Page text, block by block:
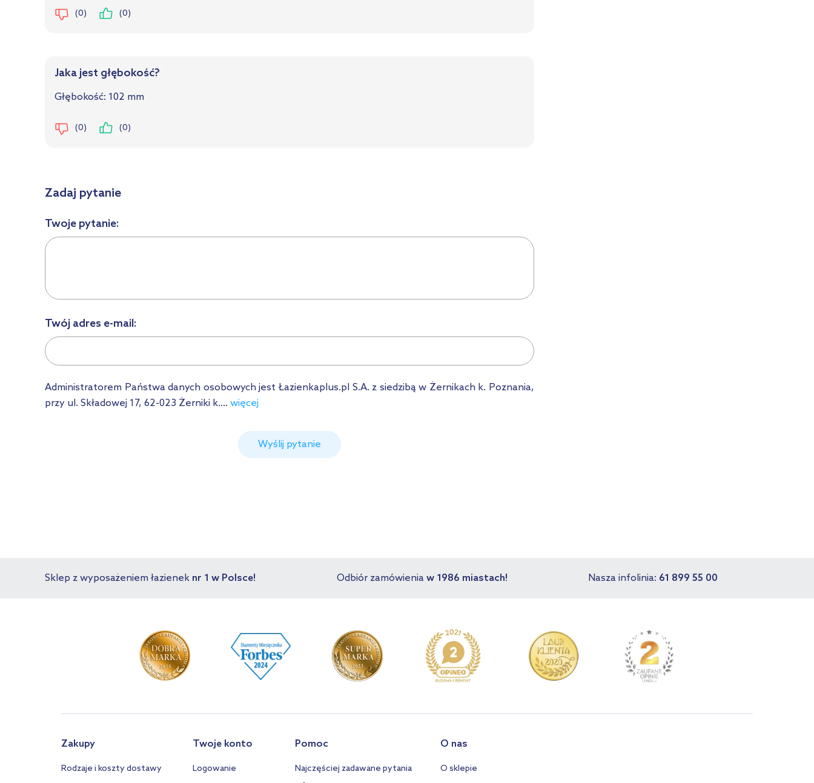
(0) (0)
Jaka jest głębokość?
Głębokość: 102 mm
(0) (0)
Zadaj pytanie
Twoje pytanie:
Twój adres e-mail:
Administratorem Państwa danych osobowych jest Łazienkaplus.pl S.A. z siedzibą w Żernikach k. Poznania,
przy ul. Składowej 17, 62-023 Żerniki k.... więcej
Wyślij pytanie
Sklep z wyposażeniem łazienek nr 1 w Polsce! Odbiór zamówienia w 1986 miastach! Nasza infolinia: 61 899 55 00
Zakupy
Rodzaje i koszty dostawy
Twoje konto
Logowanie
Pomoc
Najczęściej zadawane pytania
O nas
O sklepie